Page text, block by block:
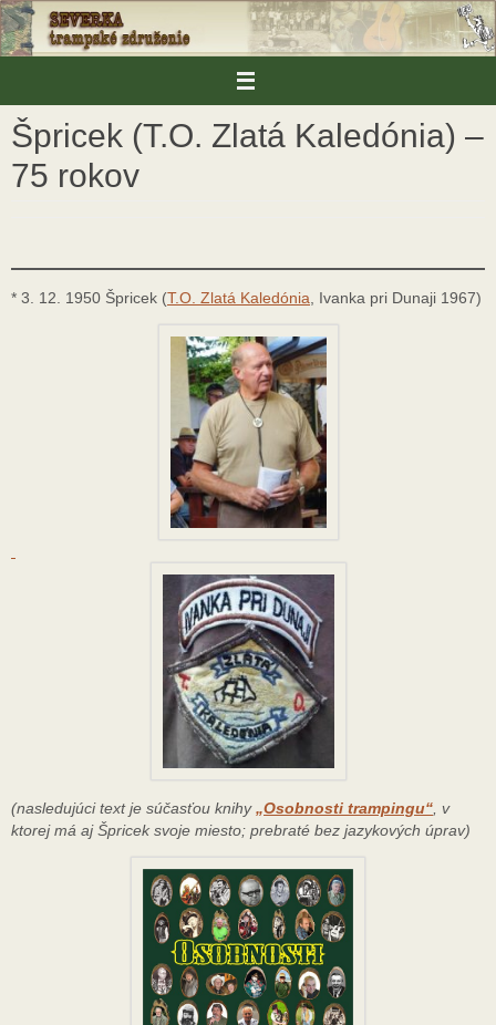
Skip
to
content
Špricek (T.O. Zlatá Kaledónia) –
75 rokov
* 3. 12. 1950 Špricek (T.O. Zlatá Kaledónia , Ivanka pri Dunaji 1967)
(nasledujúci text je súčasťou knihy„Osobnosti trampingu“ , v
ktorej má aj Špricek svoje miesto; prebraté bez jazykových úprav)